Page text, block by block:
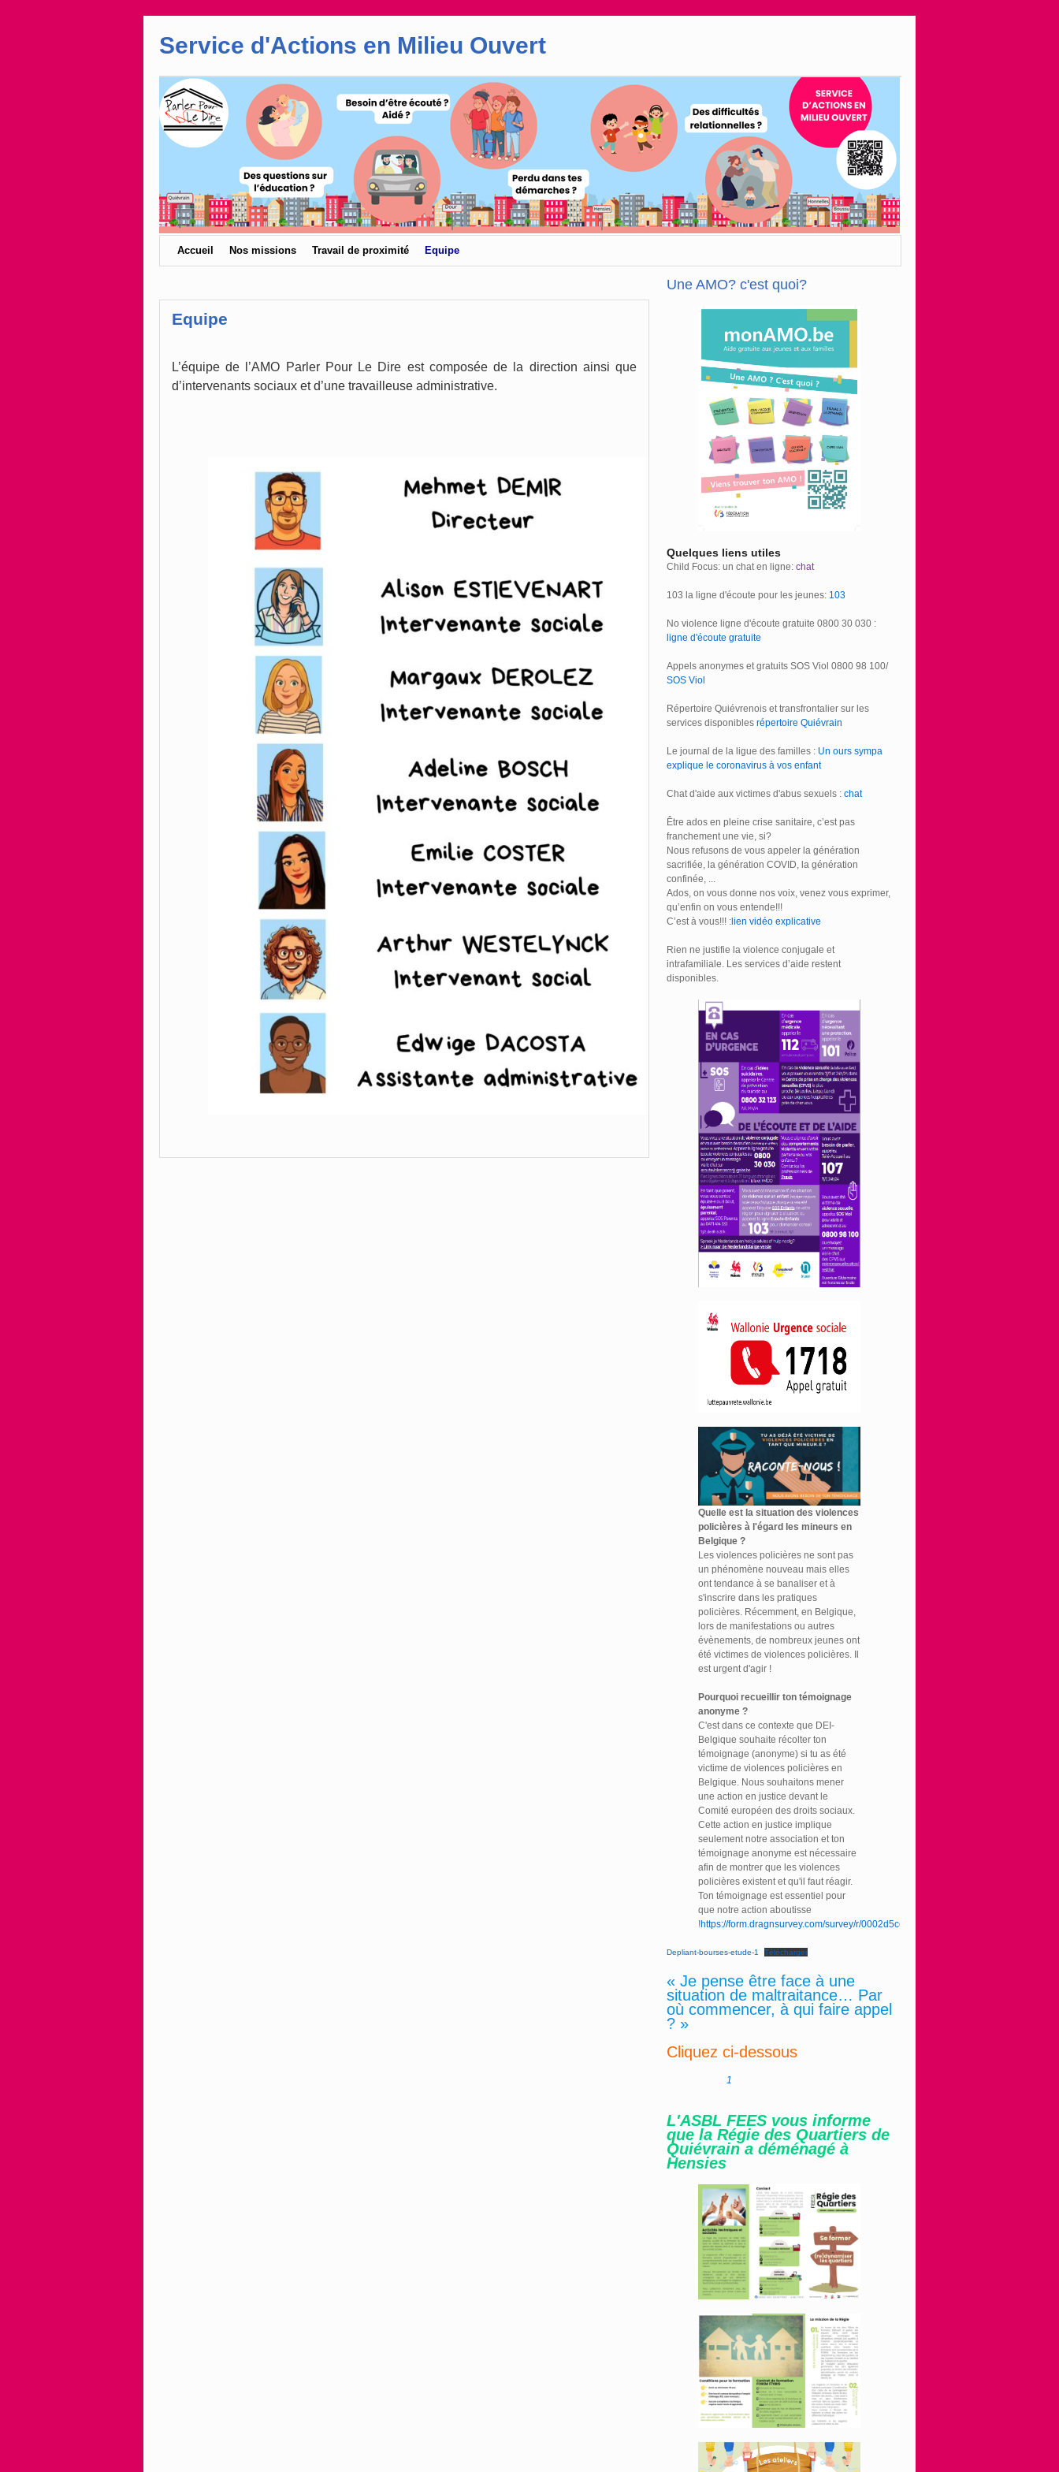
Service d'Actions en Milieu Ouvert
Accueil Nos missions Travail de proximité Equipe
Equipe
L’équipe de l’AMO Parler Pour Le Dire est composée de la direction ainsi que
d’intervenants sociaux et d’une travailleuse administrative.
Une AMO? c'est quoi?
Quelques liens utiles
Child Focus: un chat en ligne: chat
103 la ligne d'écoute pour les jeunes: 103
No violence ligne d'écoute gratuite 0800 30 030 :
ligne d'écoute gratuite
Appels anonymes et gratuits SOS Viol 0800 98 100/
SOS Viol
Répertoire Quiévrenois et transfrontalier sur les
services disponibles répertoire Quiévrain
Le journal de la ligue des familles : Un ours sympa
explique le coronavirus à vos enfant
Chat d'aide aux victimes d'abus sexuels : chat
Être ados en pleine crise sanitaire, c’est pas
franchement une vie, si?
Nous refusons de vous appeler la génération
sacrifiée, la génération COVID, la génération
confinée, ...
Ados, on vous donne nos voix, venez vous exprimer,
qu’enfin on vous entende!!!
C’est à vous!!! :lien vidéo explicative
Rien ne justifie la violence conjugale et
intrafamiliale. Les services d’aide restent
disponibles.
Quelle est la situation des violences
policières à l'égard les mineurs en
Belgique ?
Les violences policières ne sont pas
un phénomène nouveau mais elles
ont tendance à se banaliser et à
s'inscrire dans les pratiques
policières. Récemment, en Belgique,
lors de manifestations ou autres
évènements, de nombreux jeunes ont
été victimes de violences policières. Il
est urgent d'agir !
Pourquoi recueillir ton témoignage
anonyme ?
C'est dans ce contexte que DEI-
Belgique souhaite récolter ton
témoignage (anonyme) si tu as été
victime de violences policières en
Belgique. Nous souhaitons mener
une action en justice devant le
Comité européen des droits sociaux.
Cette action en justice implique
seulement notre association et ton
témoignage anonyme est nécessaire
afin de montrer que les violences
policières existent et qu'il faut réagir.
Ton témoignage est essentiel pour
que notre action aboutisse
!https://form.dragnsurvey.com/survey/r/0002d5ce
Depliant-bourses-etude-1 Télécharger
« Je pense être face à une
situation de maltraitance… Par
où commencer, à qui faire appel
? »
Cliquez ci-dessous
1
L'ASBL FEES vous informe
que la Régie des Quartiers de
Quiévrain a déménagé à
Hensies